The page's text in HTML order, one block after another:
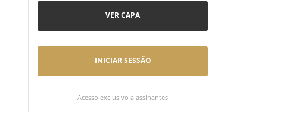
VER CAPA
INICIAR SESSÃO
Acesso exclusivo a assinantes